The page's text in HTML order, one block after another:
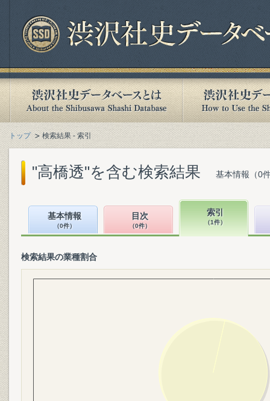
トップ 検索結果 - 索引
"高橋透"を含む検索結果 基本情報（0
基本情報
（0件）
目次
（0件）
索引
（1件）
検索結果の業種割合